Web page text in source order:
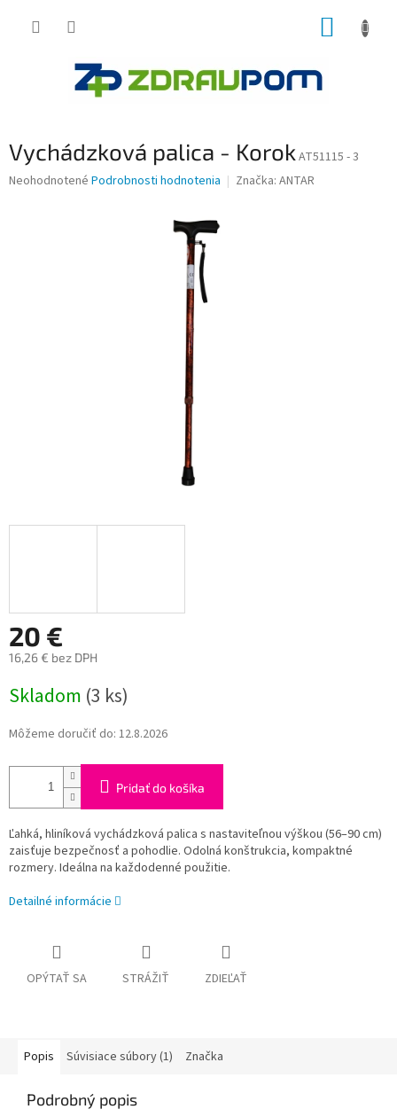
Vychádzková palica - Korok AT51115 - 3
Priemerné
Neohodnotené Podrobnosti hodnotenia Značka: ANTAR
20 €
16,26 € bez DPH
cena:
Skladom (3 ks)
Môžeme doručiť do: 12.8.2026
Pridať do košíka
Ľahká, hliníková vychádzková palica s nastaviteľnou výškou (56–90 cm)
zaisťuje bezpečnosť a pohodlie. Odolná konštrukcia, kompaktné
rozmery. Ideálna na každodenné použitie.
Detailné informácie
OPÝTAŤ SA STRÁŽIŤ ZDIEĽAŤ
Popis Súvisiace súbory (1) Značka
Podrobný popis